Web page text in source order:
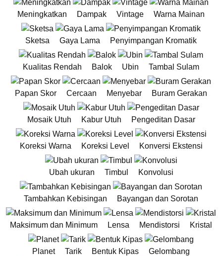
Meningkatkan Dampak Vintage Warna Mainan
Sketsa Gaya Lama Penyimpangan Kromatik
Kualitas Rendah Balok Ubin Tambal Sulam
Papan Skor Cercaan Menyebar Buram Gerakan
Mosaik Utuh Kabur Utuh Pengeditan Dasar
Koreksi Warna Koreksi Level Konversi Ekstensi
Ubah ukuran Timbul Konvolusi
Tambahkan Kebisingan Bayangan dan Sorotan
Maksimum dan Minimum Lensa Mendistorsi Kristal
Planet Tarik Bentuk Kipas Gelombang